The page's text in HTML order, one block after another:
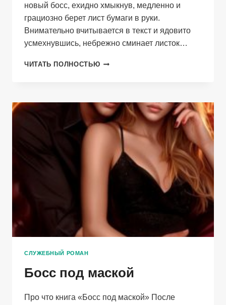
новый босс, ехидно хмыкнув, медленно и
грациозно берет лист бумаги в руки.
Внимательно вчитывается в текст и ядовито
усмехнувшись, небрежно сминает листок…
ЧИТАТЬ ПОЛНОСТЬЮ ПРЕДАТЕЛЬ.
СЛУЖЕБНЫЙ РОМАН
Босс под маской
Про что книга «Босс под маской» После